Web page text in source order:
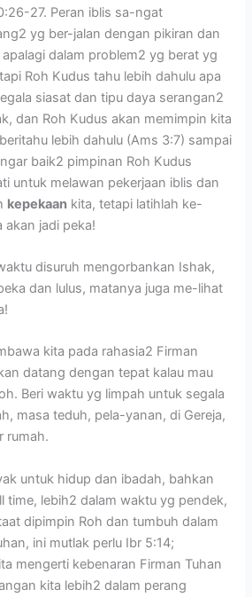
27. Peran iblis sa-ngat
yg ber-jalan dengan pikiran dan
dalam problem2 yg berat yg
Roh Kudus tahu lebih dahulu apa
siasat dan tipu daya serangan2
dan Roh Kudus akan memimpin kita
lebih dahulu (Ams 3:7) sampai
baik2 pimpinan Roh Kudus
untuk melawan pekerjaan iblis dan
kepekaan kita, tetapi latihlah ke-
akan jadi peka!
disuruh mengorbankan Ishak,
dan lulus, matanya juga me-lihat
kita pada rahasia2 Firman
datang dengan tepat kalau mau
Beri waktu yg limpah untuk segala
masa teduh, pela-yanan, di Gereja,
rumah.
untuk hidup dan ibadah, bahkan
time, lebih2 dalam waktu yg pendek,
dipimpin Roh dan tumbuh dalam
ini mutlak perlu Ibr 5:14;
mengerti kebenaran Firman Tuhan
kita lebih2 dalam perang